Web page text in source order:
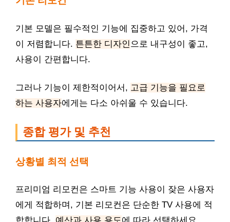
기본 모델은 필수적인 기능에 집중하고 있어, 가격
이 저렴합니다. 튼튼한 디자인 으로 내구성이 좋고,
사용이 간편합니다.
그러나 기능이 제한적이어서, 고급 기능을 필요로
하는 사용자에게는 다소 아쉬울 수 있습니다.
종합 평가 및 추천
상황별 최적 선택
프리미엄 리모컨은 스마트 기능 사용이 잦은 사용자
에게 적합하며, 기본 리모컨은 단순한 TV 사용에 적